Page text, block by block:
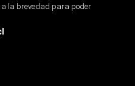
a la brevedad para poder